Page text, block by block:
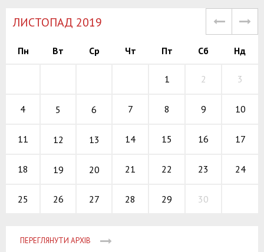
ЛИСТОПАД 2019
Пн Вт Ср Чт Пт Сб Нд
1 2 3
4 5 6 7 8 9 10
11 12 13 14 15 16 17
18 19 20 21 22 23 24
25 26 27 28 29 30
ПЕРЕГЛЯНУТИ АРХІВ